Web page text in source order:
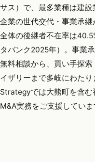
サス）で、最多業種は建
企業の世代交代・事業承
全体の後継者不在率は
タバンク2025年）。事業
無料相談から、買い手探
イザリーまで多岐にわた
Strategyでは大熊町を含
M&A実務をご支援していま